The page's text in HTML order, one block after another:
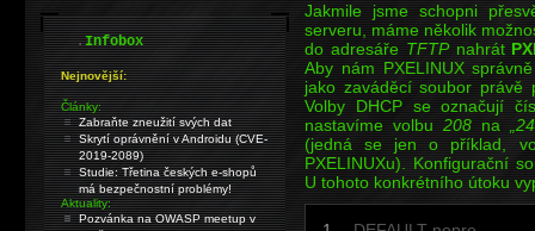
Jakmile jsme schopni
serveru, máme několik
do adresáře TFTPnahrát
Aby nám PXELINUX
jako zaváděcí soubor právě
Volby DHCP se označují
nastavíme volbu 208 na
(jedná se jen o příklad,
PXELINUXu). Konfigurační
U tohoto konkrétního útoku
.Infobox
Nejnovější:
Články:
Zabraňte zneužití svých dat
Skrytí oprávnění v Androidu (CVE-
2019-2089)
Studie: Třetina českých e-shopů
má bezpečnostní problémy!
Aktuality:
Pozvánka na OWASP meetup v